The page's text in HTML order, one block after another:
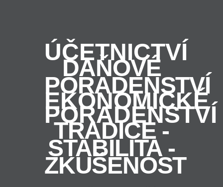
ÚČETNICTVÍ
DAŇOVÉ
PORADENSTVÍ
EKONOMICKÉ
PORADENSTVÍ
TRADICE -
STABILITA -
ZKUŠENOST